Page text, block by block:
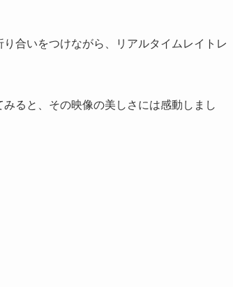
合いをつけながら、リアルタイムレイトレ
ると、その映像の美しさには感動しまし